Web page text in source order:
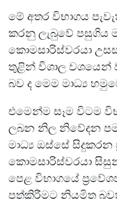
මේ අතර විභාගය
කරනු ලැබුවේ පසුගිය
කොමසාරිස්වරයා
තුළින් විශාල වශයෙන්
බව ද මෙම මාධ්‍ය
එමෙන්ම සෑම විටම
ලබන නිල නිවේදන
මාධ්‍ය ඔස්සේ සිදුකරන
කොමසාරිස්වරයා
පෙළ විභාගයේ
පත්කිරීමට නියමිත